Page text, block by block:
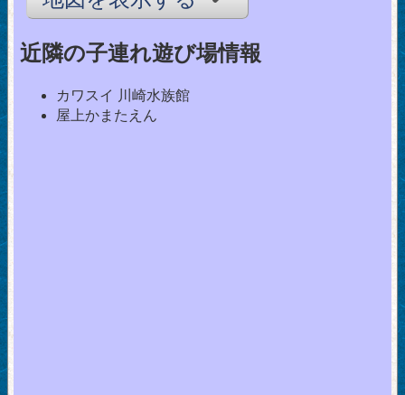
近隣の子連れ遊び場情報
カワスイ 川崎水族館
屋上かまたえん